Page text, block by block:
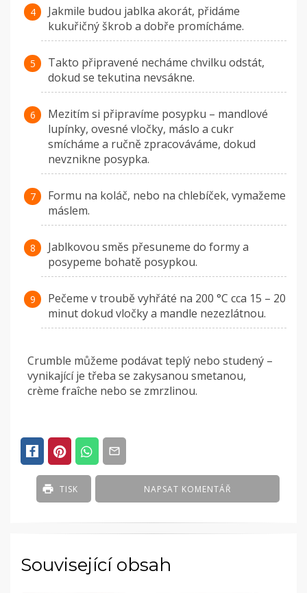
Jakmile budou jablka akorát, přidáme
kukuřičný škrob a dobře promícháme.
Takto připravené necháme chvilku odstát,
dokud se tekutina nevsákne.
Mezitím si připravíme posypku – mandlové
lupínky, ovesné vločky, máslo a cukr
smícháme a ručně zpracováváme, dokud
nevznikne posypka.
Formu na koláč, nebo na chlebíček, vymažeme
máslem.
Jablkovou směs přesuneme do formy a
posypeme bohatě posypkou.
Pečeme v troubě vyhřáté na 200 °C cca 15 – 20
minut dokud vločky a mandle nezezlátnou.
Crumble můžeme podávat teplý nebo studený –
vynikající je třeba se zakysanou smetanou,
crème fraîche nebo se zmrzlinou.
NAPSAT KOMENTÁŘ
TISK
Související obsah